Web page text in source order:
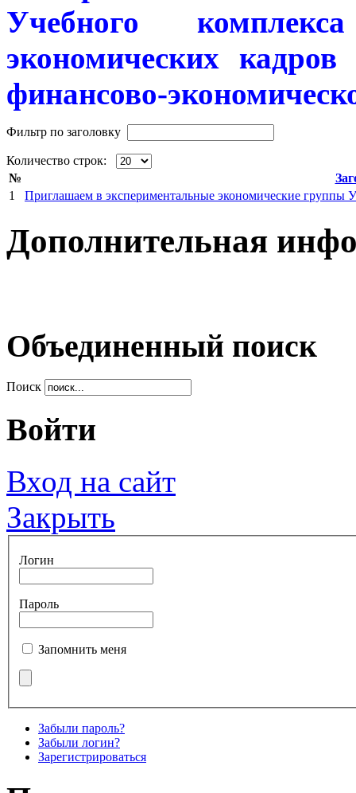
Учебного
экономических
финансово-
Фильтр по заголовку
Количество строк:
№
1
Приглашаем в экспериментальные экономические
Дополнительная
Объединенный поиск
Поиск
Войти
Вход на сайт
Закрыть
Логин
Пароль
Запомнить меня
Забыли пароль?
Забыли логин?
Зарегистрироваться